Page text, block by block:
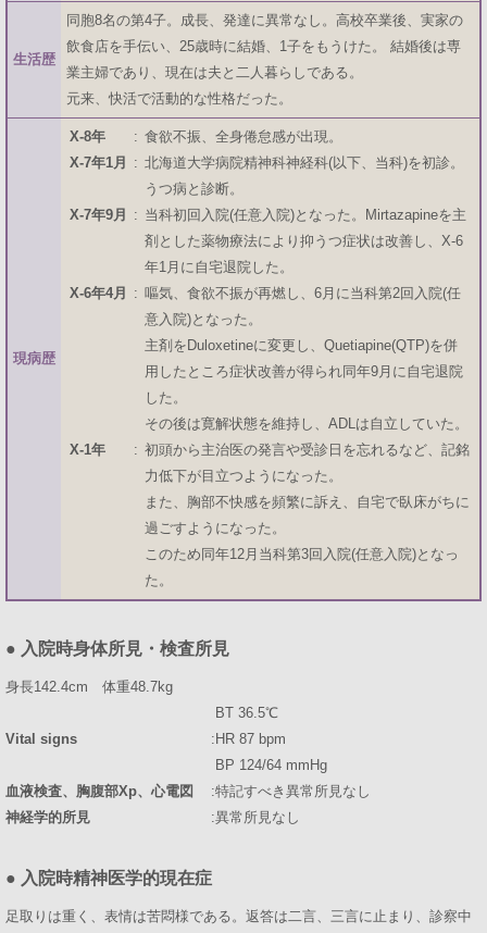
生活歴
同胞8名の第4子。成長、発達に異常なし。高校卒業後、実家の
飲食店を手伝い、25歳時に結婚、1子をもうけた。 結婚後は専
業主婦であり、現在は夫と二人暮らしである。
元来、快活で活動的な性格だった。
現病歴
X-8年 : 食欲不振、全身倦怠感が出現。
X-7年1月
: 北海道大学病院精神科神経科(以下、当科)を初診。
うつ病と診断。
X-7年9月
: 当科初回入院(任意入院)となった。Mirtazapineを主
剤とした薬物療法により抑うつ症状は改善し、X-6
年1月に自宅退院した。
X-6年4月
: 嘔気、食欲不振が再燃し、6月に当科第2回入院(任
意入院)となった。
主剤をDuloxetineに変更し、Quetiapine(QTP)を併
用したところ症状改善が得られ同年9月に自宅退院
した。
その後は寛解状態を維持し、ADLは自立していた。
X-1年
: 初頭から主治医の発言や受診日を忘れるなど、記銘
力低下が目立つようになった。
また、胸部不快感を頻繁に訴え、自宅で臥床がちに
過ごすようになった。
このため同年12月当科第3回入院(任意入院)となっ
た。
● 入院時身体所見・検査所見
身長142.4cm 体重48.7kg
Vital signs :
BT 36.5℃
HR 87 bpm
BP 124/64 mmHg
血液検査、胸腹部Xp、心電図
:特記すべき異常所見なし
神経学的所見
:異常所見なし
● 入院時精神医学的現在症
足取りは重く、表情は苦悶様である。返答は二言、三言に止まり、診察中